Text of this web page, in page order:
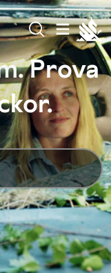
Prova